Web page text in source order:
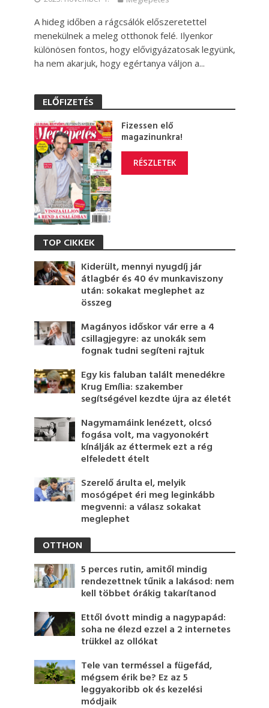
A hideg időben a rágcsálók előszeretettel
menekülnek a meleg otthonok felé. Ilyenkor
különösen fontos, hogy elővigyázatosak legyünk,
ha nem akarjuk, hogy egértanya váljon a...
ELŐFIZETÉS
Fizessen elő
magazinunkra!
RÉSZLETEK
TOP CIKKEK
Kiderült, mennyi nyugdíj jár
átlagbér és 40 év munkaviszony
után: sokakat meglephet az
összeg
Magányos időskor vár erre a 4
csillagjegyre: az unokák sem
fognak tudni segíteni rajtuk
Egy kis faluban talált menedékre
Krug Emília: szakember
segítségével kezdte újra az életét
Nagymamáink lenézett, olcsó
fogása volt, ma vagyonokért
kínálják az éttermek ezt a rég
elfeledett ételt
Szerelő árulta el, melyik
mosógépet éri meg leginkább
megvenni: a válasz sokakat
meglephet
OTTHON
5 perces rutin, amitől mindig
rendezettnek tűnik a lakásod: nem
kell többet órákig takarítanod
Ettől óvott mindig a nagypapád:
soha ne élezd ezzel a 2 internetes
trükkel az ollókat
Tele van terméssel a fügefád,
mégsem érik be? Ez az 5
leggyakoribb ok és kezelési
módjaik